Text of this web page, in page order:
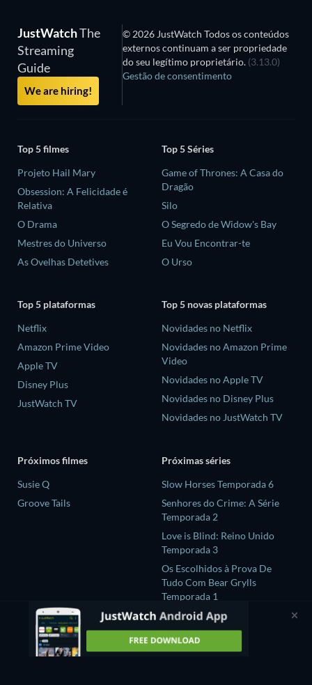
JustWatchThe
Streaming
Guide
We are hiring!
© 2026 JustWatch Todos os conteúdos
externos continuam a ser propriedade
do seu legítimo proprietário. (3.13.0)
Gestão de consentimento
Top 5 filmes
Projeto Hail Mary
Obsession: A Felicidade é
Relativa
O Drama
Mestres do Universo
As Ovelhas Detetives
Top 5 Séries
Game of Thrones: A Casa do
Dragão
Silo
O Segredo de Widow's Bay
Eu Vou Encontrar-te
O Urso
Top 5 plataformas
Netflix
Amazon Prime Video
Apple TV
Disney Plus
JustWatch TV
Top 5 novas plataformas
Novidades no Netflix
Novidades no Amazon Prime
Video
Novidades no Apple TV
Novidades no Disney Plus
Novidades no JustWatch TV
Próximos filmes
Susie Q
Groove Tails
Próximas séries
Slow Horses Temporada 6
Senhores do Crime: A Série
Temporada 2
Love is Blind: Reino Unido
Temporada 3
Os Escolhidos à Prova De
Tudo Com Bear Grylls
Temporada 1
GATE24:The Border
Temporada 1